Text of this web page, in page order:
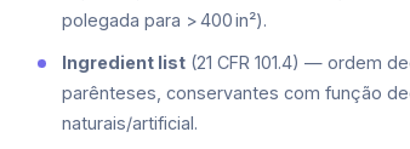
polegada para > 400 in²).
Ingredient list (21 CFR 101.4) — ordem
parênteses, conservantes com função
naturais/artificial.